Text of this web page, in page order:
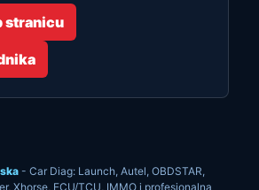
stranicu
- Car Diag: Launch, Autel, OBDSTAR,
Xhorse, ECU/TCU, IMMO i profesionalna